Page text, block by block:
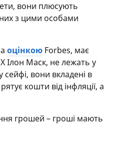
вони плюсують
з цими особами
оцінкою Forbes, має
Ілон Маск, не лежать у
вони вкладені в
кошти від інфляції, а
грошей – гроші мають